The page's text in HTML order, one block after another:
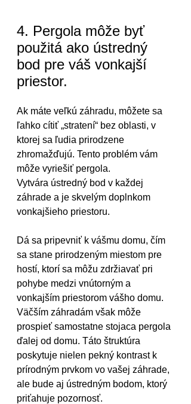
4. Pergola môže byť
použitá ako ústredný
bod pre váš vonkajší
priestor.
Ak máte veľkú záhradu, môžete sa
ľahko cítiť „stratení“ bez oblasti, v
ktorej sa ľudia prirodzene
zhromažďujú. Tento problém vám
môže vyriešiť pergola.
Vytvára ústredný bod v každej
záhrade a je skvelým doplnkom
vonkajšieho priestoru.
Dá sa pripevniť k vášmu domu, čím
sa stane prirodzeným miestom pre
hostí, ktorí sa môžu zdržiavať pri
pohybe medzi vnútorným a
vonkajším priestorom vášho domu.
Väčším záhradám však môže
prospieť samostatne stojaca pergola
ďalej od domu. Táto štruktúra
poskytuje nielen pekný kontrast k
prírodným prvkom vo vašej záhrade,
ale bude aj ústredným bodom, ktorý
priťahuje pozornosť.